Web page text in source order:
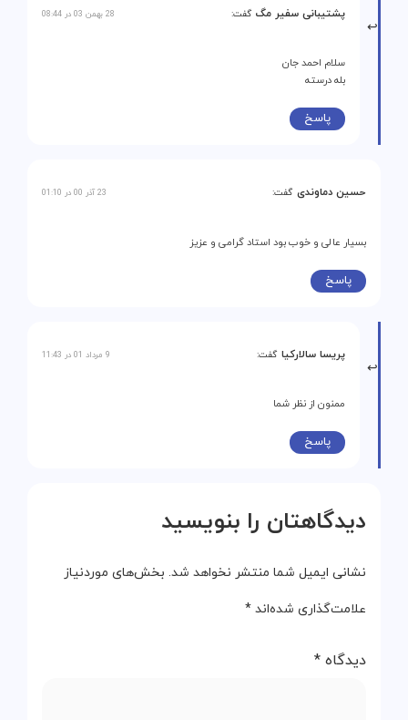
پشتیبانی سفیر مگ گفت: 28 بهمن 03 در 08:44
سلام احمد جان
بله درسته
پاسخ
حسین دماوندی گفت: 23 آذر 00 در 01:10
بسیار عالی و خوب بود استاد گرامی و عزیز
پاسخ
پریسا سالارکیا گفت: 9 مرداد 01 در 11:43
ممنون از نظر شما
پاسخ
دیدگاهتان را بنویسید
نشانی ایمیل شما منتشر نخواهد شد. بخش‌های موردنیاز
علامت‌گذاری شده‌اند *
دیدگاه *